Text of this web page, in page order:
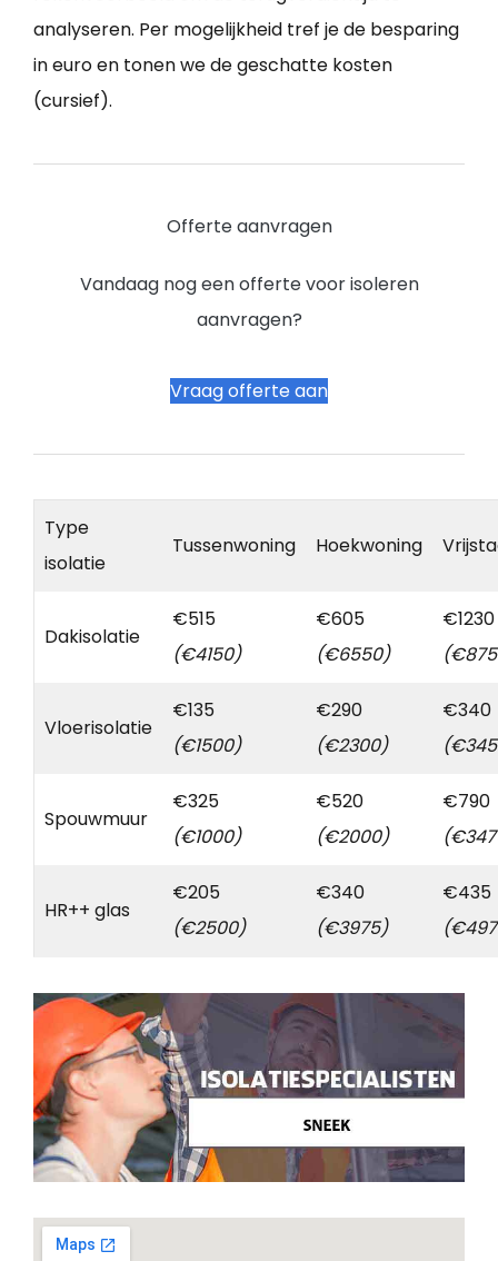
analyseren. Per mogelijkheid tref je de besparing
in euro en tonen we de geschatte kosten
(cursief).
Offerte aanvragen
Vandaag nog een offerte voor isoleren
aanvragen?
Vraag offerte aan
Type
isolatie
Tussenwoning Hoekwoning
Dakisolatie
€515
(€4150)
€605
(€6550)
€1230
Vloerisolatie
€135
(€1500)
€290
(€2300)
€340
Spouwmuur
€325
(€1000)
€520
(€2000)
€790
HR++ glas
€205
(€2500)
€340
(€3975)
€435